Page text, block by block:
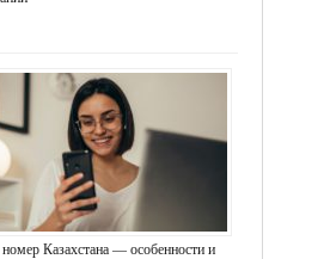
Казахстана — особенности и